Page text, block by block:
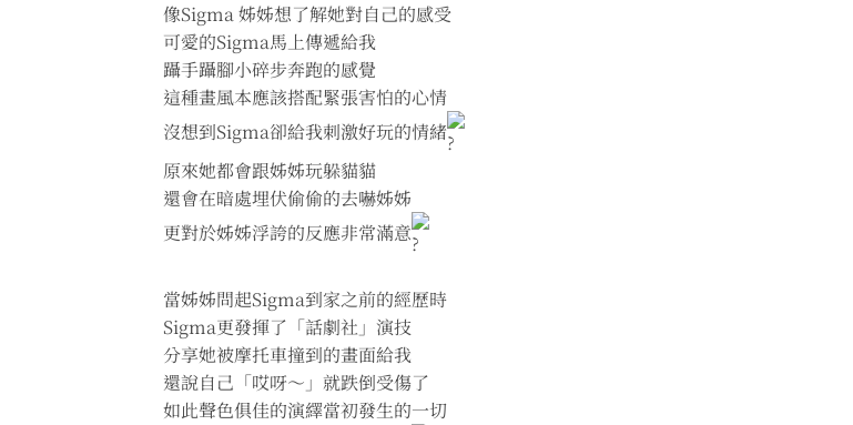
像Sigma 姊姊想了解她對自己的感受
可愛的Sigma馬上傳遞給我
躡手躡腳小碎步奔跑的感覺
這種畫風本應該搭配緊張害怕的心情
沒想到Sigma卻給我刺激好玩的情緒
原來她都會跟姊姊玩躲貓貓
還會在暗處埋伏偷偷的去嚇姊姊
更對於姊姊浮誇的反應非常滿意
當姊姊問起Sigma到家之前的經歷時
Sigma更發揮了「話劇社」演技
分享她被摩托車撞到的畫面給我
還說自己「哎呀～」就跌倒受傷了
如此聲色俱佳的演繹當初發生的一切